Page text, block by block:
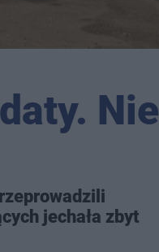
Nie
jechała zbyt